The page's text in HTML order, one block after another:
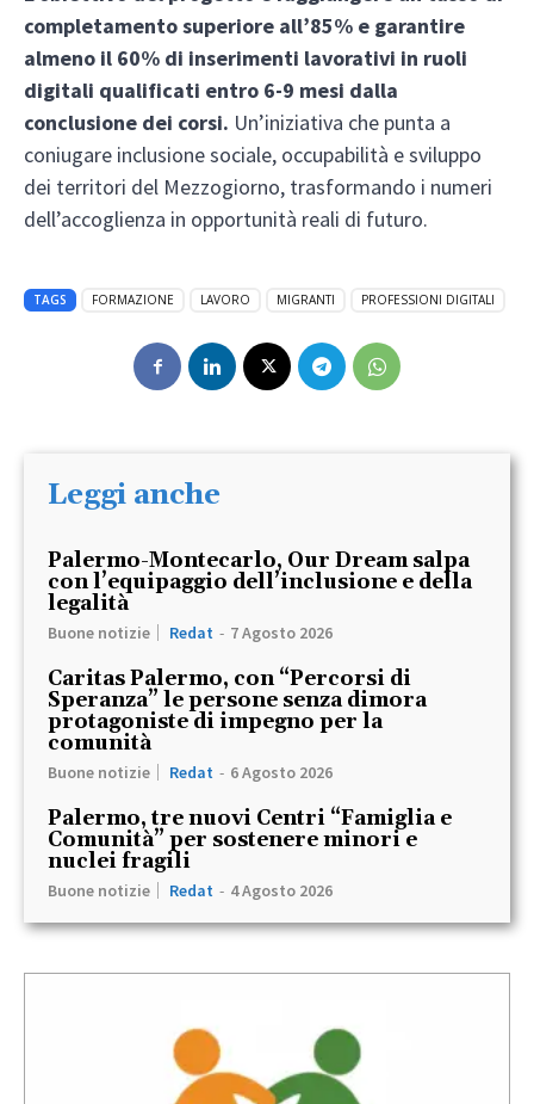
completamento superiore all’85% e garantire
almeno il 60% di inserimenti lavorativi in ruoli
digitali qualificati entro 6-9 mesi dalla
conclusione dei corsi. Un’iniziativa che punta a
coniugare inclusione sociale, occupabilità e sviluppo
dei territori del Mezzogiorno, trasformando i numeri
dell’accoglienza in opportunità reali di futuro.
TAGS FORMAZIONE LAVORO MIGRANTI PROFESSIONI DIGITALI
Leggi anche
Palermo-Montecarlo, Our Dream salpa
con l’equipaggio dell’inclusione e della
legalità
Buone notizie Redat - 7 Agosto 2026
Caritas Palermo, con “Percorsi di
Speranza” le persone senza dimora
protagoniste di impegno per la
comunità
Buone notizie Redat - 6 Agosto 2026
Palermo, tre nuovi Centri “Famiglia e
Comunità” per sostenere minori e
nuclei fragili
Buone notizie Redat - 4 Agosto 2026